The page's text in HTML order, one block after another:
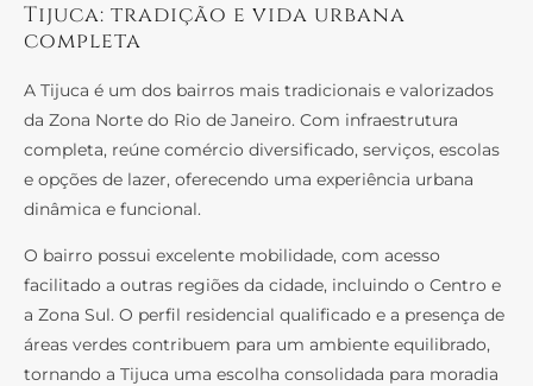
Tijuca: tradição e vida urbana
completa
A Tijuca é um dos bairros mais tradicionais e valorizados
da Zona Norte do Rio de Janeiro. Com infraestrutura
completa, reúne comércio diversificado, serviços, escolas
e opções de lazer, oferecendo uma experiência urbana
dinâmica e funcional.
O bairro possui excelente mobilidade, com acesso
facilitado a outras regiões da cidade, incluindo o Centro e
a Zona Sul. O perfil residencial qualificado e a presença de
áreas verdes contribuem para um ambiente equilibrado,
tornando a Tijuca uma escolha consolidada para moradia